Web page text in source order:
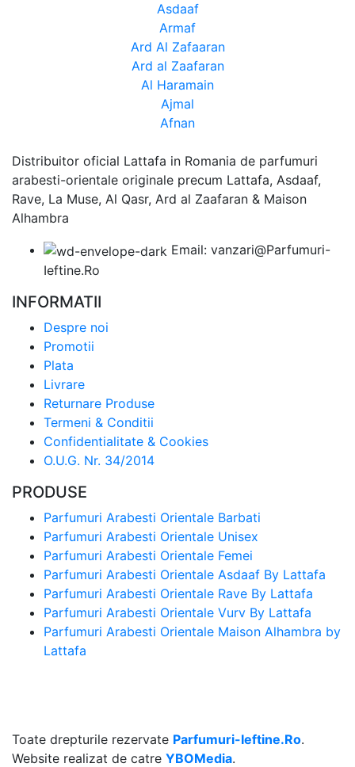
Asdaaf
Armaf
Ard Al Zafaaran
Ard al Zaafaran
Al Haramain
Ajmal
Afnan
Distribuitor oficial Lattafa in Romania de parfumuri
arabesti-orientale originale precum Lattafa, Asdaaf,
Rave, La Muse, Al Qasr, Ard al Zaafaran & Maison
Alhambra
Email: vanzari@Parfumuri-
Ieftine.Ro
INFORMATII
Despre noi
Promotii
Plata
Livrare
Returnare Produse
Termeni & Conditii
Confidentialitate & Cookies
O.U.G. Nr. 34/2014
PRODUSE
Parfumuri Arabesti Orientale Barbati
Parfumuri Arabesti Orientale Unisex
Parfumuri Arabesti Orientale Femei
Parfumuri Arabesti Orientale Asdaaf By Lattafa
Parfumuri Arabesti Orientale Rave By Lattafa
Parfumuri Arabesti Orientale Vurv By Lattafa
Parfumuri Arabesti Orientale Maison Alhambra by
Lattafa
Toate drepturile rezervate Parfumuri-Ieftine.Ro.
Website realizat de catre YBOMedia.